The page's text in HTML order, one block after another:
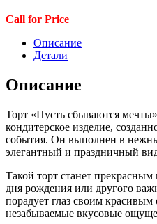
Call for Price
Описание
Детали
Описание
Торт «Пусть сбываются
кондитерское изделие,
события. Он выполнен в
элегантный и праздничный
Такой торт станет
дня рождения или другого
порадует глаз своим
незабываемые вкусовые